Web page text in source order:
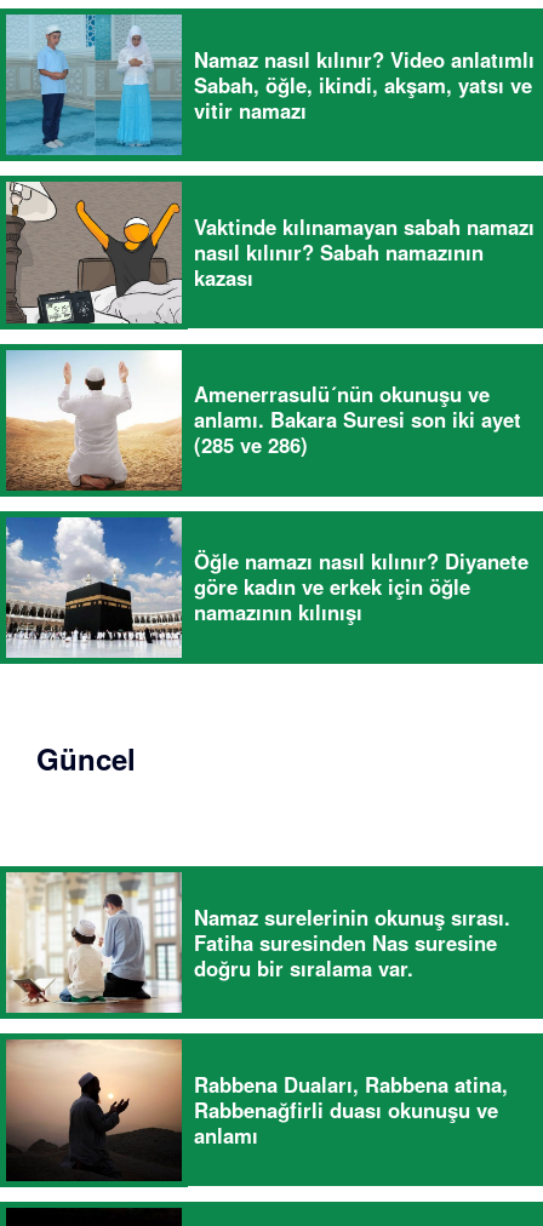
Namaz nasıl kılınır? Video anlatımlı
Sabah, öğle, ikindi, akşam, yatsı ve
vitir namazı
Vaktinde kılınamayan sabah namazı
nasıl kılınır? Sabah namazının
kazası
Amenerrasulü´nün okunuşu ve
anlamı. Bakara Suresi son iki ayet
(285 ve 286)
Öğle namazı nasıl kılınır? Diyanete
göre kadın ve erkek için öğle
namazının kılınışı
Güncel
Namaz surelerinin okunuş sırası.
Fatiha suresinden Nas suresine
doğru bir sıralama var.
Rabbena Duaları, Rabbena atina,
Rabbenağfirli duası okunuşu ve
anlamı